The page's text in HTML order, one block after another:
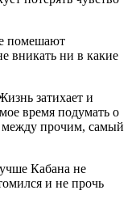
помешают
вникать ни в какие
затихает и
время подумать о
между прочим, самый
Кабана не
и не прочь